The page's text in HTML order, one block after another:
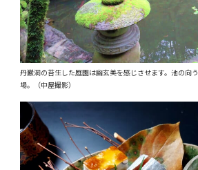
丹巌洞の苔生した庭園は幽玄美を感じさせます。池の向
場。（中屋撮影）